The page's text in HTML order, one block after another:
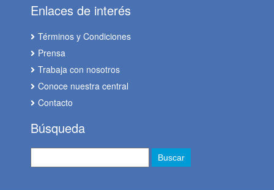
Enlaces de interés
Términos y Condiciones
Prensa
Trabaja con nosotros
Conoce nuestra central
Contacto
Búsqueda